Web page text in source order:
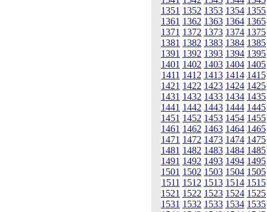
1351 1352 1353 1354 1355
1361 1362 1363 1364 1365
1371 1372 1373 1374 1375
1381 1382 1383 1384 1385
1391 1392 1393 1394 1395
1401 1402 1403 1404 1405
1411 1412 1413 1414 1415
1421 1422 1423 1424 1425
1431 1432 1433 1434 1435
1441 1442 1443 1444 1445
1451 1452 1453 1454 1455
1461 1462 1463 1464 1465
1471 1472 1473 1474 1475
1481 1482 1483 1484 1485
1491 1492 1493 1494 1495
1501 1502 1503 1504 1505
1511 1512 1513 1514 1515
1521 1522 1523 1524 1525
1531 1532 1533 1534 1535